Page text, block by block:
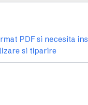
PDF si necesita
si tiparire